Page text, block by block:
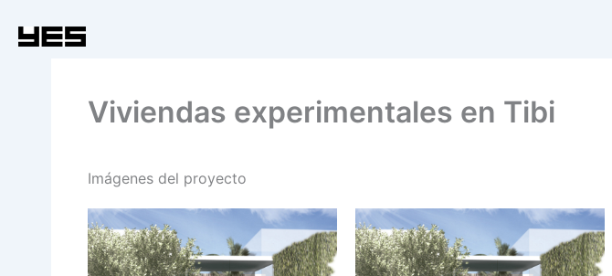
Viviendas experimentales en Tibi
Imágenes del proyecto